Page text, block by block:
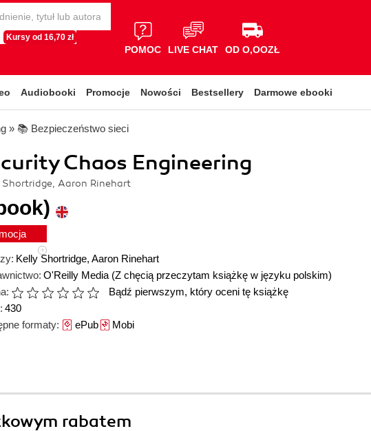
Kursy od 16,70 zł
POMOC LIVE CHAT OD O,OOZŁ
Audiobooki Promocje Nowości Bestsellery Darmowe ebooki
» 📚 Bezpieczeństwo sieci
Chaos Engineering
Shortridge, Aaron Rinehart
Kelly Shortridge, Aaron Rinehart
O'Reilly Media (Z chęcią przeczytam książkę w języku polskim)
Bądź pierwszym, który oceni tę książkę
430
formaty: ePubMobi
rabatem